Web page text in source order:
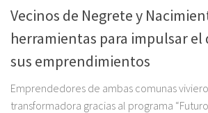
Vecinos de Negrete y
herramientas para impulsar el
sus emprendimientos
Emprendedores de ambas comunas
transformadora gracias al programa